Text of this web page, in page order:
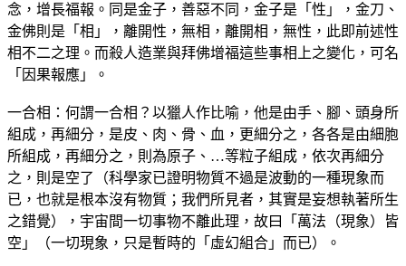
念，增長福報。同是金子，善惡不同，金子是「性」，金刀、
金佛則是「相」，離開性，無相，離開相，無性，此即前述性
相不二之理。而殺人造業與拜佛增福這些事相上之變化，可名
「因果報應」。
一合相：何謂一合相？以獵人作比喻，他是由手、腳、頭身所
組成，再細分，是皮、肉、骨、血，更細分之，各各是由細胞
所組成，再細分之，則為原子、…等粒子組成，依次再細分
之，則是空了（科學家已證明物質不過是波動的一種現象而
已，也就是根本沒有物質；我們所見者，其實是妄想執著所生
之錯覺），宇宙間一切事物不離此理，故曰「萬法（現象）皆
空」（一切現象，只是暫時的「虛幻組合」而已）。